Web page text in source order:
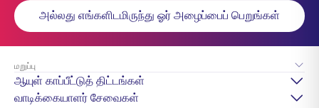
அல்லது எங்களிடமிருந்து ஓர் அழைப்பைப் பெறுங்கள்
மறுப்பு
ஆயுள் காப்பீட்டுத் திட்டங்கள்
வாடிக்கையாளர் சேவைகள்